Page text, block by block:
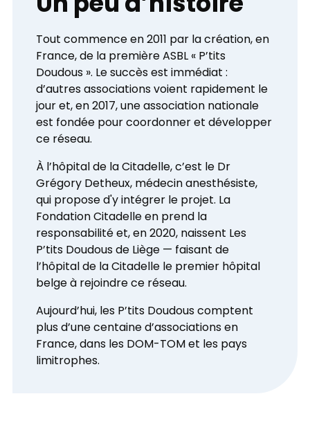
Tout commence en 2011 par la création, en
France, de la première ASBL « P’tits
Doudous ». Le succès est immédiat :
d’autres associations voient rapidement le
jour et, en 2017, une association nationale
est fondée pour coordonner et développer
ce réseau.
À l’hôpital de la Citadelle, c’est le Dr
Grégory Detheux, médecin anesthésiste,
qui propose d'y intégrer le projet. La
Fondation Citadelle en prend la
responsabilité et, en 2020, naissent Les
P’tits Doudous de Liège — faisant de
l’hôpital de la Citadelle le premier hôpital
belge à rejoindre ce réseau.
Aujourd’hui, les P’tits Doudous comptent
plus d’une centaine d’associations en
France, dans les DOM-TOM et les pays
limitrophes.